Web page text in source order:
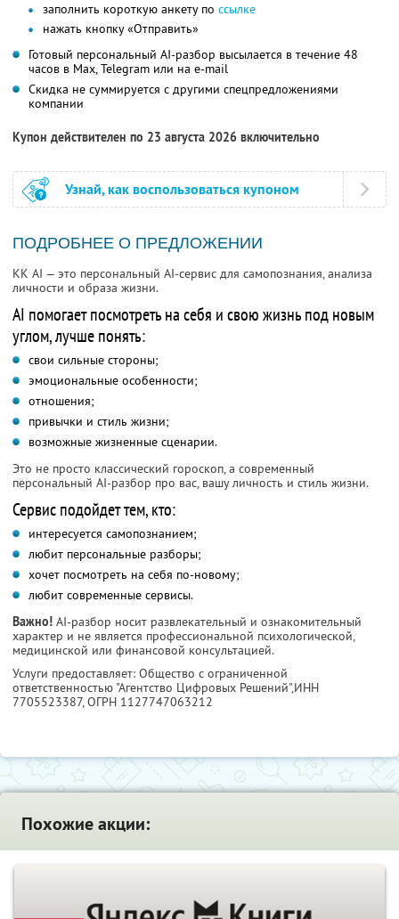
заполнить короткую анкету по ссылке
нажать кнопку «Отправить»
Готовый персональный AI-разбор высылается в течение 48
часов в Max, Telegram или на e-mail
Скидка не суммируется с другими спецпредложениями
компании
Купон действителен по 23 августа 2026 включительно
Узнай, как воспользоваться купоном
ПОДРОБНЕЕ О ПРЕДЛОЖЕНИИ
KK AI — это персональный AI-сервис для самопознания, анализа
личности и образа жизни.
AI помогает посмотреть на себя и свою жизнь под новым
углом, лучше понять:
свои сильные стороны;
эмоциональные особенности;
отношения;
привычки и стиль жизни;
возможные жизненные сценарии.
Это не просто классический гороскоп, а современный
персональный AI-разбор про вас, вашу личность и стиль жизни.
Сервис подойдет тем, кто:
интересуется самопознанием;
любит персональные разборы;
хочет посмотреть на себя по-новому;
любит современные сервисы.
Важно! AI-разбор носит развлекательный и ознакомительный
характер и не является профессиональной психологической,
медицинской или финансовой консультацией.
Услуги предоставляет: Общество с ограниченной
ответственностью "Агентство Цифровых Решений",ИНН
7705523387, ОГРН 1127747063212
Похожие акции: